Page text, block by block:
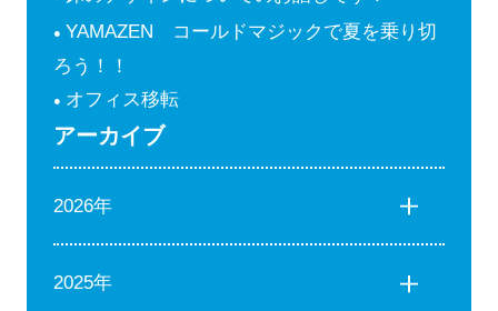
YAMAZEN コールドマジックで夏を乗り切
ろう！！
オフィス移転
アーカイブ
2026年
2025年